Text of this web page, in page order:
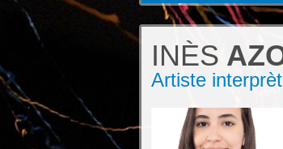
INÈS
Artiste